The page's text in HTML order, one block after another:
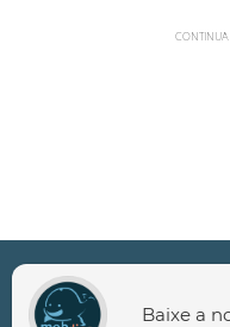
Baixe a